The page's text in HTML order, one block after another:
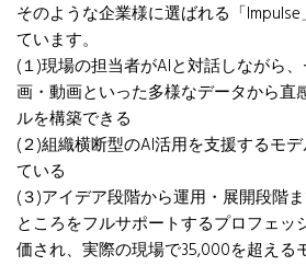
そのような企業様に選ばれる「
ています。
(１)現場の担当者がAIと対話しながら
画・動画といった多様なデータから直
ルを構築できる
(２)組織横断型のAI活用を支援するモ
ている
(３)アイデア段階から運用・展開段階
ところをフルサポートするプロフェッ
価され、実際の現場で35,000を超える